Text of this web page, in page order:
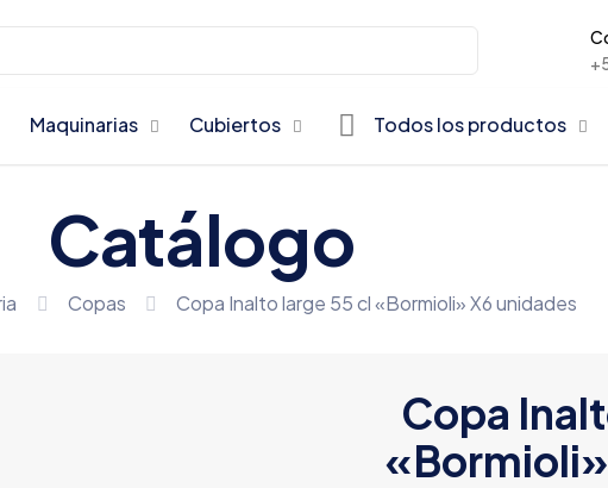
Maquinarias Cubiertos Todos los productos
Catálogo
Copas Copa Inalto large 55 cl «Bormioli» X6 unidades
Copa